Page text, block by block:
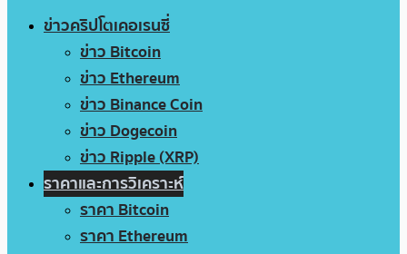
ข่าวคริปโตเคอเรนซี่
ข่าว Bitcoin
ข่าว Ethereum
ข่าว Binance Coin
ข่าว Dogecoin
ข่าว Ripple (XRP)
ราคาและการวิเคราะห์
ราคา Bitcoin
ราคา Ethereum